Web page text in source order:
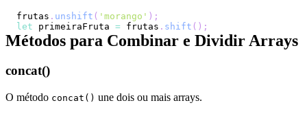
frutas . unshift ( 'morango' ) ;
let primeiraFruta = frutas . shift ( ) ;
Métodos para Combinar e Dividir Arrays
concat()
O método concat() une dois ou mais arrays.